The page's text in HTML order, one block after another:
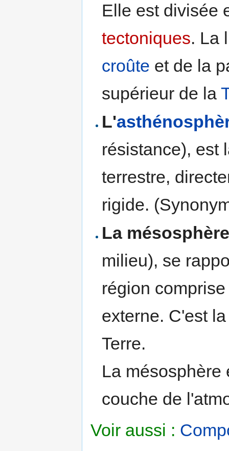
Elle est divisée
tectoniques. La
croûte et de la
supérieur de la
L'
résistance), est
terrestre,
rigide.
La
milieu), se
région
externe. C'est
Terre.
La mésosphère
couche de
Voir aussi :